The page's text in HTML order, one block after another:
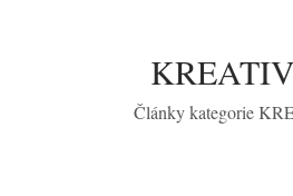
Články kategorie